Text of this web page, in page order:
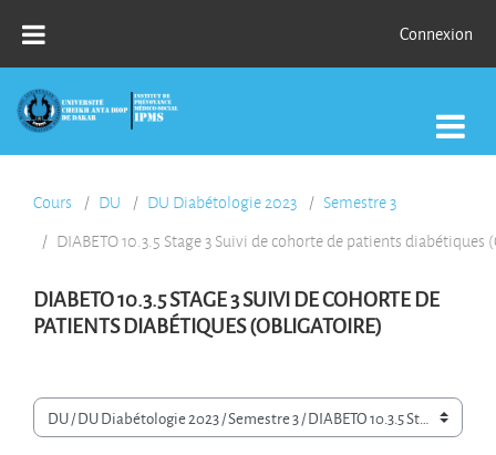
Connexion
Cours DU DU Diabétologie 2023
Semestre 3
DIABETO 10.3.5 Stage 3 Suivi de cohorte de patients
DIABETO 10.3.5 STAGE 3 SUIVI DE COHORTE DE
PATIENTS DIABÉTIQUES (OBLIGATOIRE)
Catégories de cours